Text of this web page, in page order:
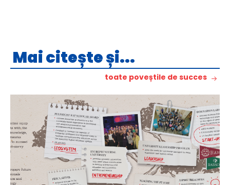
Mai citește și...
toate poveștile de succes